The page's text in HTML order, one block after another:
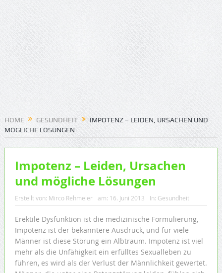
HOME GESUNDHEIT
IMPOTENZ – LEIDEN, URSACHEN UND
MÖGLICHE LÖSUNGEN
Impotenz – Leiden, Ursachen
und mögliche Lösungen
Erstellt von: Mirco Rehmeier am: 16. Juni 2013 In: Gesundheit
Erektile Dysfunktion ist die medizinische Formulierung,
Impotenz ist der bekanntere Ausdruck, und für viele
Männer ist diese Störung ein Albtraum. Impotenz ist viel
mehr als die Unfähigkeit ein erfülltes Sexualleben zu
führen, es wird als der Verlust der Männlichkeit gewertet.